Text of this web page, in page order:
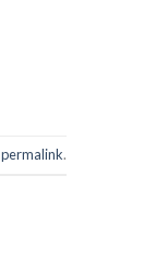
permalink.